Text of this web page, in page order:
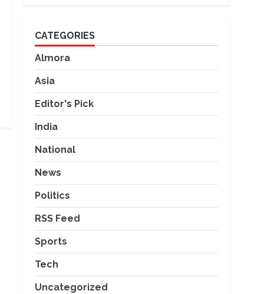
CATEGORIES
Almora
Asia
Editor's Pick
India
National
News
Politics
RSS Feed
Sports
Tech
Uncategorized